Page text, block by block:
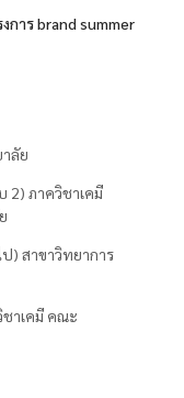
การ brand summer
ลัย
2) ภาควิชาเคมี
) สาขาวิทยาการ
าเคมี คณะ